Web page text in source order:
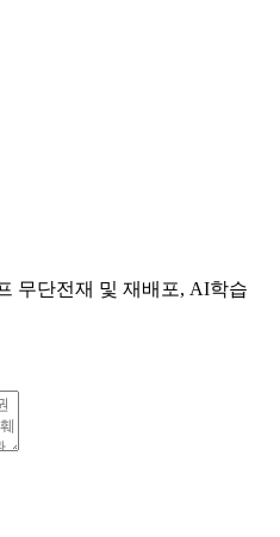
무단전재 및 재배포, AI학습